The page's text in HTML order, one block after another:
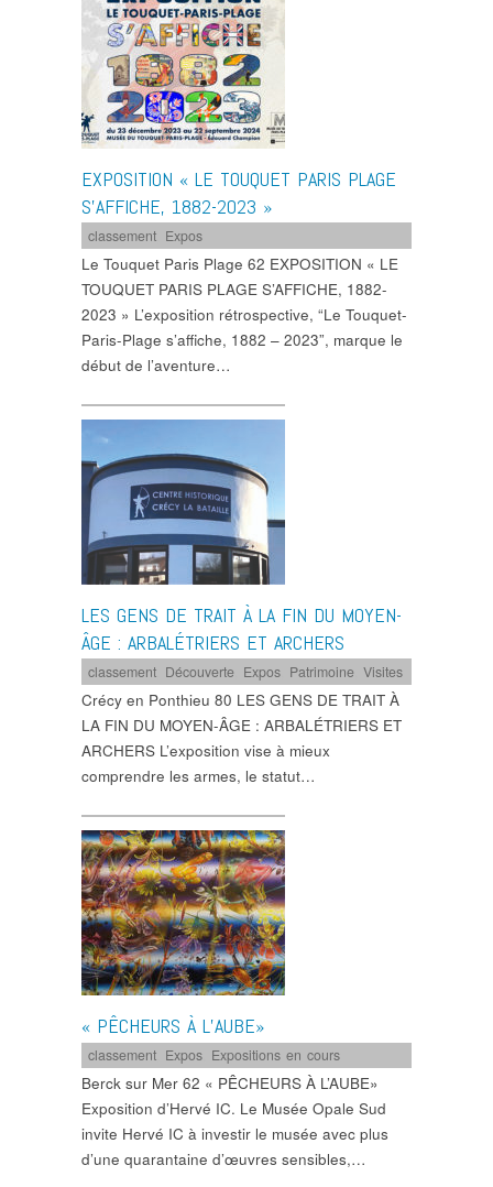
EXPOSITION « LE TOUQUET PARIS PLAGE
S’AFFICHE, 1882-2023 »
classement Expos
Le Touquet Paris Plage 62 EXPOSITION « LE
TOUQUET PARIS PLAGE S’AFFICHE, 1882-
2023 » L’exposition rétrospective, “Le Touquet-
Paris-Plage s’affiche, 1882 – 2023”, marque le
début de l’aventure…
LES GENS DE TRAIT À LA FIN DU MOYEN-
ÂGE : ARBALÉTRIERS ET ARCHERS
classement Découverte Expos Patrimoine ,Visites
Crécy en Ponthieu 80 LES GENS DE TRAIT À
LA FIN DU MOYEN-ÂGE : ARBALÉTRIERS ET
ARCHERS L’exposition vise à mieux
comprendre les armes, le statut…
« PÊCHEURS À L’AUBE»
classement Expos Expositions en cours
Berck sur Mer 62 « PÊCHEURS À L’AUBE»
Exposition d’Hervé IC. Le Musée Opale Sud
invite Hervé IC à investir le musée avec plus
d’une quarantaine d’œuvres sensibles,…